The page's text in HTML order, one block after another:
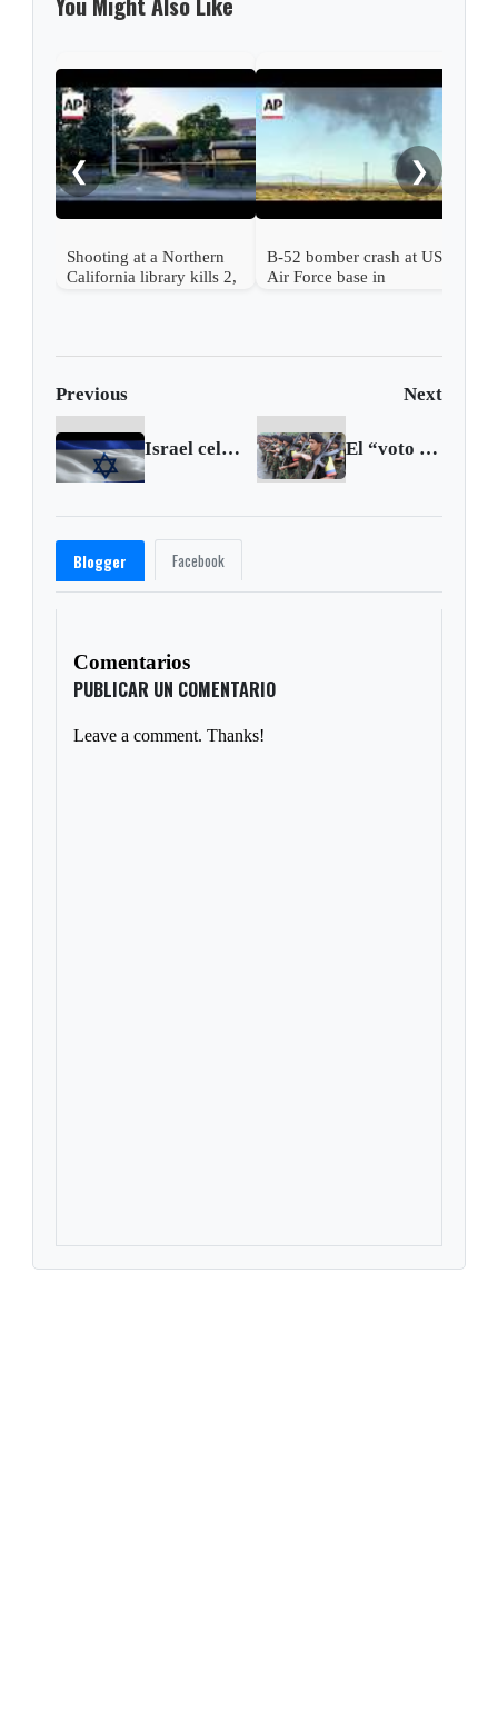
❮
Shooting at a Northern
California library kills 2,
B-52 bomber crash at US
Air Force base in
❯
Previous Next
Israel celebra la victoria de De La Espriella y abre la puerta al restablecimiento pleno de relaciones con Colombia El “voto fusil”: la sombra de la coerción armada en las elecciones de Colombia
Blogger Facebook
Comentarios
PUBLICAR UN COMENTARIO
Leave a comment. Thanks!